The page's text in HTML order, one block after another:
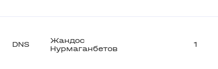
DNS
Жандос
Нурмаганбетов
1